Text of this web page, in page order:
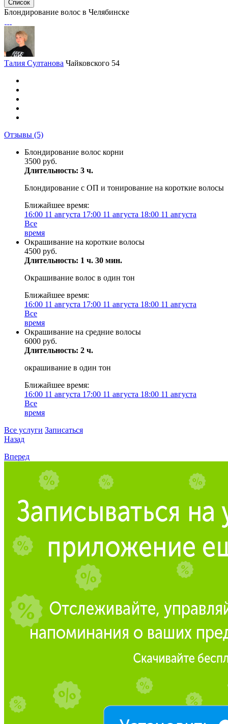
Список
Блондирование волос в Челябинске
Талия Султанова Чайковского 54
Отзывы (5)
Блондирование волос корни
3500 руб.
Длительность: 3 ч.
Блондирование с ОП и тонирование на короткие волосы
Ближайшее время:
16:00 11 августа 17:00 11 августа 18:00 11 августа
Все
время
Окрашивание на короткие волосы
4500 руб.
Длительность: 1 ч. 30 мин.
Окрашивание волос в один тон
Ближайшее время:
16:00 11 августа 17:00 11 августа 18:00 11 августа
Все
время
Окрашивание на средние волосы
6000 руб.
Длительность: 2 ч.
окрашивание в один тон
Ближайшее время:
16:00 11 августа 17:00 11 августа 18:00 11 августа
Все
время
Все услуги Записаться
Назад
Вперед